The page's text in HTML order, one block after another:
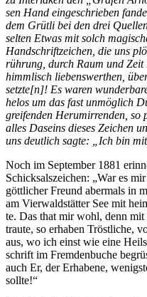
sen Hand ein­ge­schrie­ben
dem Grüt­li bei den drei
sel­ten Et­was mit solch
Hand­schrift­zei­chen, die uns
rüh­rung, durch Raum und Zeit
himm­lisch lie­bens­wert­hen,
setzte[n]! Es wa­ren
he­los um das fast un­mög­lich
grei­fen­den Her­um­ir­ren­den, so
al­les Da­seins die­ses Zei­chen
uns deut­lich sag­te: „Ich bin
Noch im Sep­tem­ber 1881
Schick­sals­zei­chen: „War es
gött­li­cher Freund aber­mals in
am Vier­wald­stät­ter See mit
te. Das that mir wohl, denn
trau­te, so er­ha­ben Tröst­li­che,
aus, wo ich einst wie eine
schrift im Frem­den­bu­che
auch Er, der Er­ha­be­ne,
sollte!“